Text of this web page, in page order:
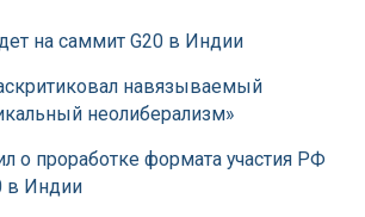
на саммит G20 в Индии
навязываемый
неолиберализм»
о проработке формата участия РФ
в Индии